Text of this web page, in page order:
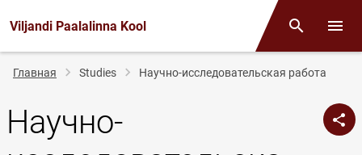
Viljandi Paalalinna Kool Поиск
Строка
навигации
Главная Studies Научно-исследовательская работа
Научно-